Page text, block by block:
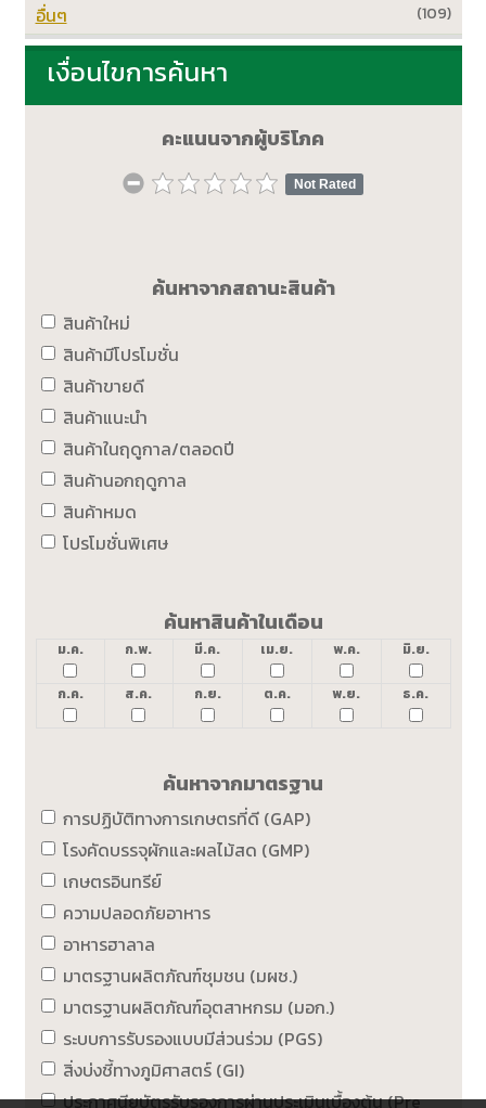
(109)
อื่นๆ
เงื่อนไขการค้นหา
คะแนนจากผู้บริโภค
Not Rated
ค้นหาจากสถานะสินค้า
สินค้าใหม่
สินค้ามีโปรโมชั่น
สินค้าขายดี
สินค้าแนะนำ
สินค้าในฤดูกาล/ตลอดปี
สินค้านอกฤดูกาล
สินค้าหมด
โปรโมชั่นพิเศษ
ค้นหาสินค้าในเดือน
ม.ค. ก.พ. มี.ค. เม.ย. พ.ค. มิ.ย.
ก.ค. ส.ค. ก.ย. ต.ค. พ.ย. ธ.ค.
ค้นหาจากมาตรฐาน
การปฏิบัติทางการเกษตรที่ดี (GAP)
โรงคัดบรรจุผักและผลไม้สด (GMP)
เกษตรอินทรีย์
ความปลอดภัยอาหาร
อาหารฮาลาล
มาตรฐานผลิตภัณฑ์ชุมชน (มผช.)
มาตรฐานผลิตภัณฑ์อุตสาหกรม (มอก.)
ระบบการรับรองแบบมีส่วนร่วม (PGS)
สิ่งบ่งชี้ทางภูมิศาสตร์ (GI)
ประกาศนียบัตรรับรองการผ่านประเมินเบื้องต้น (Pre